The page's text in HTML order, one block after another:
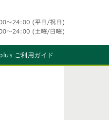
ご利用ガイド